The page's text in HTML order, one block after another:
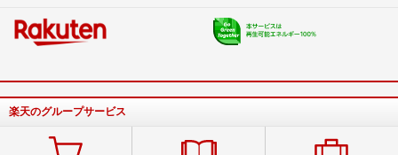
楽天のグループサービス